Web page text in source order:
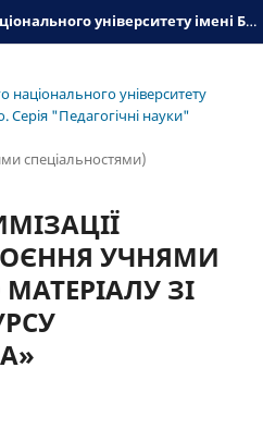
Вісник Черкаського національного університету імені Богдана Хмельницького. Серія_«Педагогічні науки»
національного університету
Серія "Педагогічні науки"
спеціальностями)
УЧНЯМИ
ЗІ